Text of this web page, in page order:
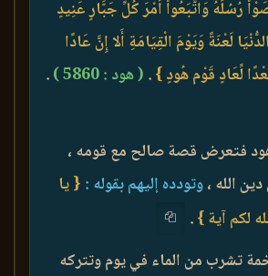
رُسُلَهُ وَاتَّبَعُواْ أَمْرَ كُلِّ جَبَّارٍ عَنِيدٍ
لَعْنَةً وَيَوْمَ الْقِيَامَةِ أَلا إِنَّ عَادًا
لِّعَادٍ قَوْم هُودٍ }. ( هود : 5860 ) .
فتعرض قصة صالح مع قومه ،
الله ،وتودده إليهم بقوله : { يا
لكم آية }.
تشرب من الماء في يوم وتتركه